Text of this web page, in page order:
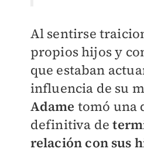
Al sentirse
propios hijos y
que estaban
influencia de su
Adame tomó una
definitiva de
relación con sus